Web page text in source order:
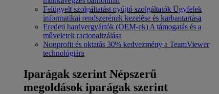
Felügyelt szolgáltatást nyújtó szolgáltatók Ügyfelek
informatikai rendszerének kezelése és karbantartása
Eredeti hardvergyártók (OEM-ek) A támogatás és a
műveletek racionalizálása
Nonprofit és oktatás 30% kedvezmény a TeamViewer
technológiára
Iparágak szerint Népszerű
megoldások iparágak szerint